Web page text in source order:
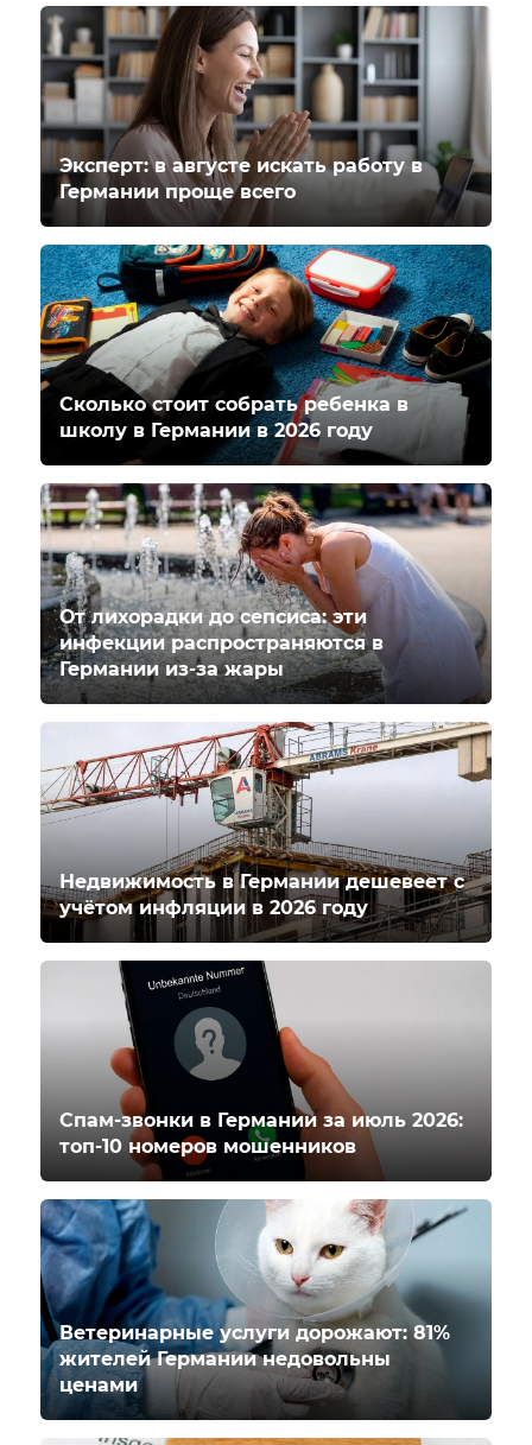
Эксперт: в августе искать работу в
Германии проще всего
Сколько стоит собрать ребенка в
школу в Германии в 2026 году
От лихорадки до сепсиса: эти
инфекции распространяются в
Германии из-за жары
Недвижимость в Германии дешевеет с
учётом инфляции в 2026 году
Спам-звонки в Германии за июль 2026:
топ-10 номеров мошенников
Ветеринарные услуги дорожают: 81%
жителей Германии недовольны
ценами